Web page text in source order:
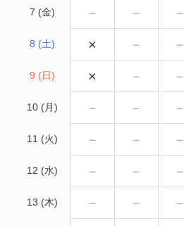
7 (金) － － －
8 (土) × － －
9 (日) × － －
10 (月) － － －
11 (火) － － －
12 (水) － － －
13 (木) － － －